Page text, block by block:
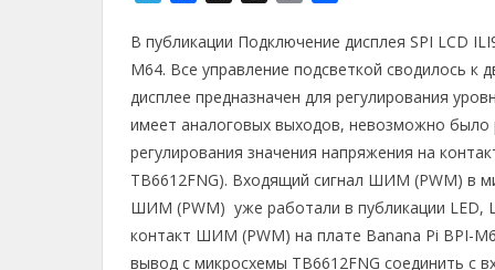
l
e
g
r
a
m
c
e
b
o
o
k
r
e
a
d
s
p
y
L
i
n
k
п
р
а
в
и
т
ь
В публикации Подключение дисплея SPI LCD
M64. Все управление подсветкой сводилось
дисплее предназначен для регулирования
имеет аналоговых выходов, невозможно было
регулирования значения напряжения на
TB6612FNG). Входящий сигнал ШИМ (PWM) в
ШИМ (PWM) уже работали в публикации
контакт ШИМ (PWM) на плате Banana Pi BPI-
вывод с микросхемы TB6612FNG соединить с